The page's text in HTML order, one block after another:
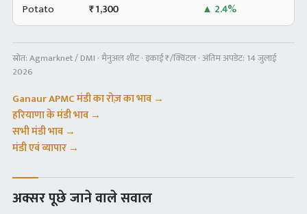
Potato ₹1,300 ▲ 2.4%
स्रोत:Agmarknet / DMI · मैनुअल शीट· इकाई ₹/क्विंटल · अंतिम अपडेट: 14 जुलाई
2026
Ganaur APMCमंडी का रोज़ का भाव →
हरियाणाके मंडी भाव →
सभी मंडी भाव →
मंडी एवं व्यापार →
अक्सर पूछे जाने वाले सवाल